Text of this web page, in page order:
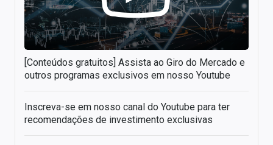
[Conteúdos gratuitos] Assista ao Giro do Mercado e
outros programas exclusivos em nosso Youtube
Inscreva-se em nosso canal do Youtube para ter
recomendações de investimento exclusivas